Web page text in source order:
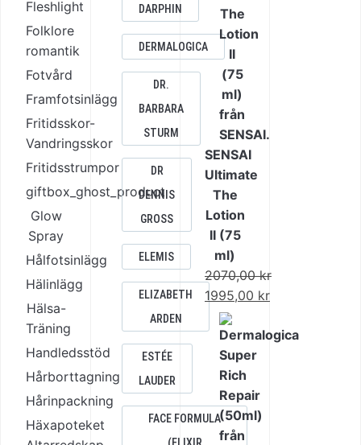
Fleshlight
Folklore
romantik
Fotvård
Framfotsinlägg
Fritidsskor-
Vandringsskor
Fritidsstrumpor
giftbox_ghost_product
Glow
Spray
Hålfotsinlägg
Hälinlägg
Hälsa-
Träning
Handledsstöd
Hårborttagning
Hårinpackning
Häxapoteket
DARPHIN
DERMALOGICA
DR.
BARBARA
STURM
DR
DENNIS
GROSS
ELEMIS
ELIZABETH
ARDEN
ESTÉE
LAUDER
FACE FORMULA
1515,00 kr.
är:
1156,00 kr.
SENSAI
Ultimate
The
Lotion
II (75
ml)
2070,00kr
Det
ursprungliga
priset
var:
2070,00 kr.
1995,00 kr
Det
nuvarande
priset
är:
1995,00 kr.